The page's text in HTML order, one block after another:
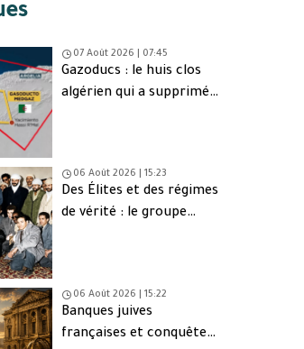
07 Août 2026 | 07:45
Gazoducs : le huis clos
algérien qui a supprimé
06 Août 2026 | 15:23
Des Élites et des régimes
de vérité : le groupe
06 Août 2026 | 15:22
Banques juives
françaises et conquête